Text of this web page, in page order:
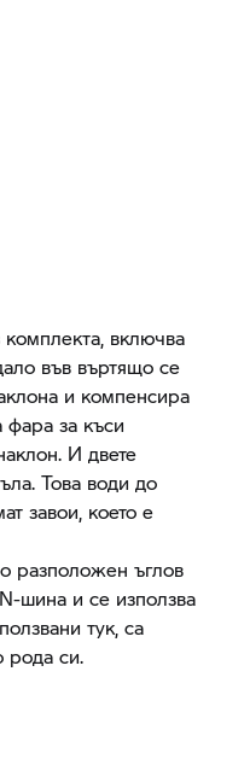
включва
във въртящо се
и компенсира
фара за къси
И двете
Това води до
завои, което е
разположен ъглов
шина и се използва
тук, са
рода си.